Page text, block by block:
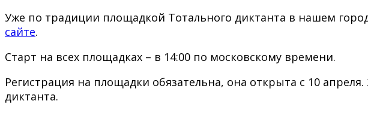
Уже по традиции площадкой Тотального диктанта в нашем
сайте.
Старт на всех площадках – в 14:00 по московскому времени.
Регистрация на площадки обязательна, она открыта с 10
диктанта.